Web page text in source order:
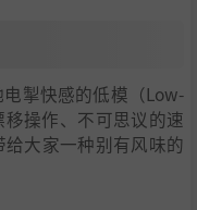
掣快感的低模（Low-
操作、不可思议的速
大家一种别有风味的